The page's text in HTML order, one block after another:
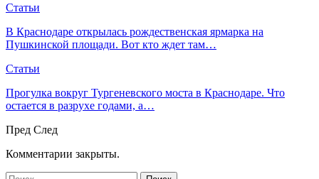
Статьи
В Краснодаре открылась рождественская ярмарка на
Пушкинской площади. Вот кто ждет там…
Статьи
Прогулка вокруг Тургеневского моста в Краснодаре. Что
остается в разрухе годами, а…
Пред След
Комментарии закрыты.